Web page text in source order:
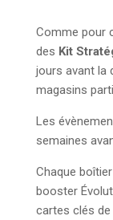
Comme pour
des Kit
jours avant la
magasins
Les
semaines
Chaque
booster
cartes clés de